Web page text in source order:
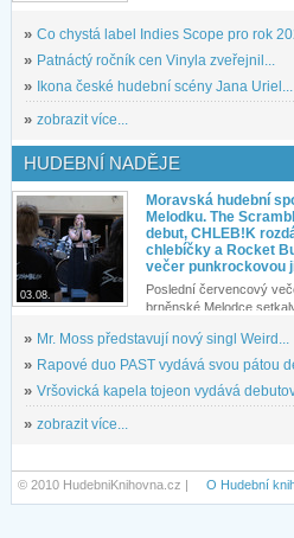
» Co chystá label Indies Scope pro rok
» Patnáctý ročník cen Vinyla zveřejnil...
» Ikona české hudební scény Jana Uriel...
» zobrazit více...
HUDEBNÍ NADĚJE
03.08.
Moravská hudební
Melodku. The
debut, CHLEB!K
chlebíčky a Rocket
večer punkrockovou
Poslední červencový
brněnské Melodce
» Mr. Moss představují nový singl Weird...
» Rapové duo PAST vydává svou pátou
» Vršovická kapela tojeon vydává
» zobrazit více...
© 2010 HudebniKnihovna.cz | O Hudební